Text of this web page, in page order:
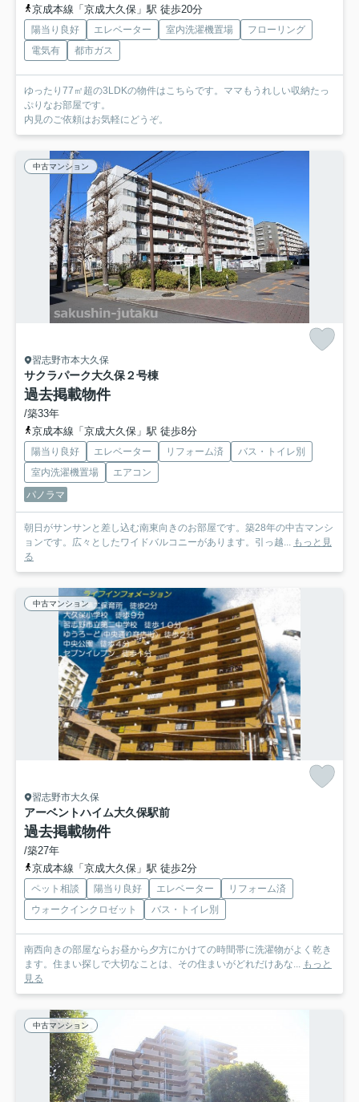
京成本線「京成大久保」駅 徒歩20分
陽当り良好 エレベーター 室内洗濯機置場
フローリング
電気有
都市ガス
ゆったり77㎡超の3LDKの物件はこちらです。ママもうれしい収納たっ
ぷりなお部屋です。
内見のご依頼はお気軽にどうぞ。
中古マンション
習志野市本大久保
サクラパーク大久保２号棟
過去掲載物件
/築33年
京成本線「京成大久保」駅 徒歩8分
陽当り良好 エレベーター リフォーム済
バス・トイレ別
室内洗濯機置場
エアコン
パノラマ
朝日がサンサンと差し込む南東向きのお部屋です。築28年の中古マンシ
ョンです。広々としたワイドバルコニーがあります。引っ越... もっと見
る
中古マンション
習志野市大久保
アーベントハイム大久保駅前
過去掲載物件
/築27年
京成本線「京成大久保」駅 徒歩2分
ペット相談 陽当り良好 エレベーター
リフォーム済
ウォークインクロゼット
バス・トイレ別
南西向きの部屋ならお昼から夕方にかけての時間帯に洗濯物がよく乾き
ます。住まい探しで大切なことは、その住まいがどれだけあな... もっと
見る
中古マンション